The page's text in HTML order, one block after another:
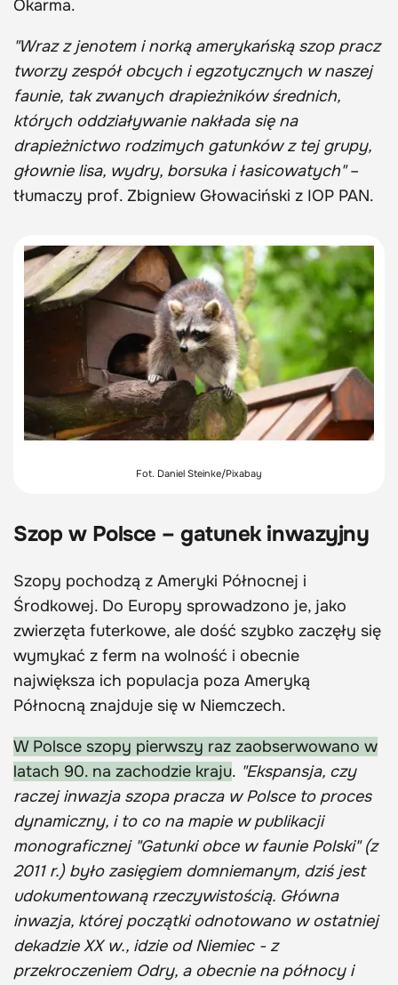
Okarma.
"Wraz z jenotem i norką amerykańską szop pracz
tworzy zespół obcych i egzotycznych w naszej
faunie, tak zwanych drapieżników średnich,
których oddziaływanie nakłada się na
drapieżnictwo rodzimych gatunków z tej grupy,
głownie lisa, wydry, borsuka i łasicowatych"–
tłumaczy prof. Zbigniew Głowaciński z IOP PAN.
Fot. Daniel Steinke/Pixabay
Szop w Polsce – gatunek inwazyjny
Szopy pochodzą z Ameryki Północnej i
Środkowej. Do Europy sprowadzono je, jako
zwierzęta futerkowe, ale dość szybko zaczęły się
wymykać z ferm na wolność i obecnie
największa ich populacja poza Ameryką
Północną znajduje się w Niemczech.
W Polsce szopy pierwszy raz zaobserwowano w
latach 90. na zachodzie kraju. "Ekspansja, czy
raczej inwazja szopa pracza w Polsce to proces
dynamiczny, i to co na mapie w publikacji
monograficznej "Gatunki obce w faunie Polski" (z
2011 r.) było zasięgiem domniemanym, dziś jest
udokumentowaną rzeczywistością. Główna
inwazja, której początki odnotowano w ostatniej
dekadzie XX w., idzie od Niemiec - z
przekroczeniem Odry, a obecnie na północy i